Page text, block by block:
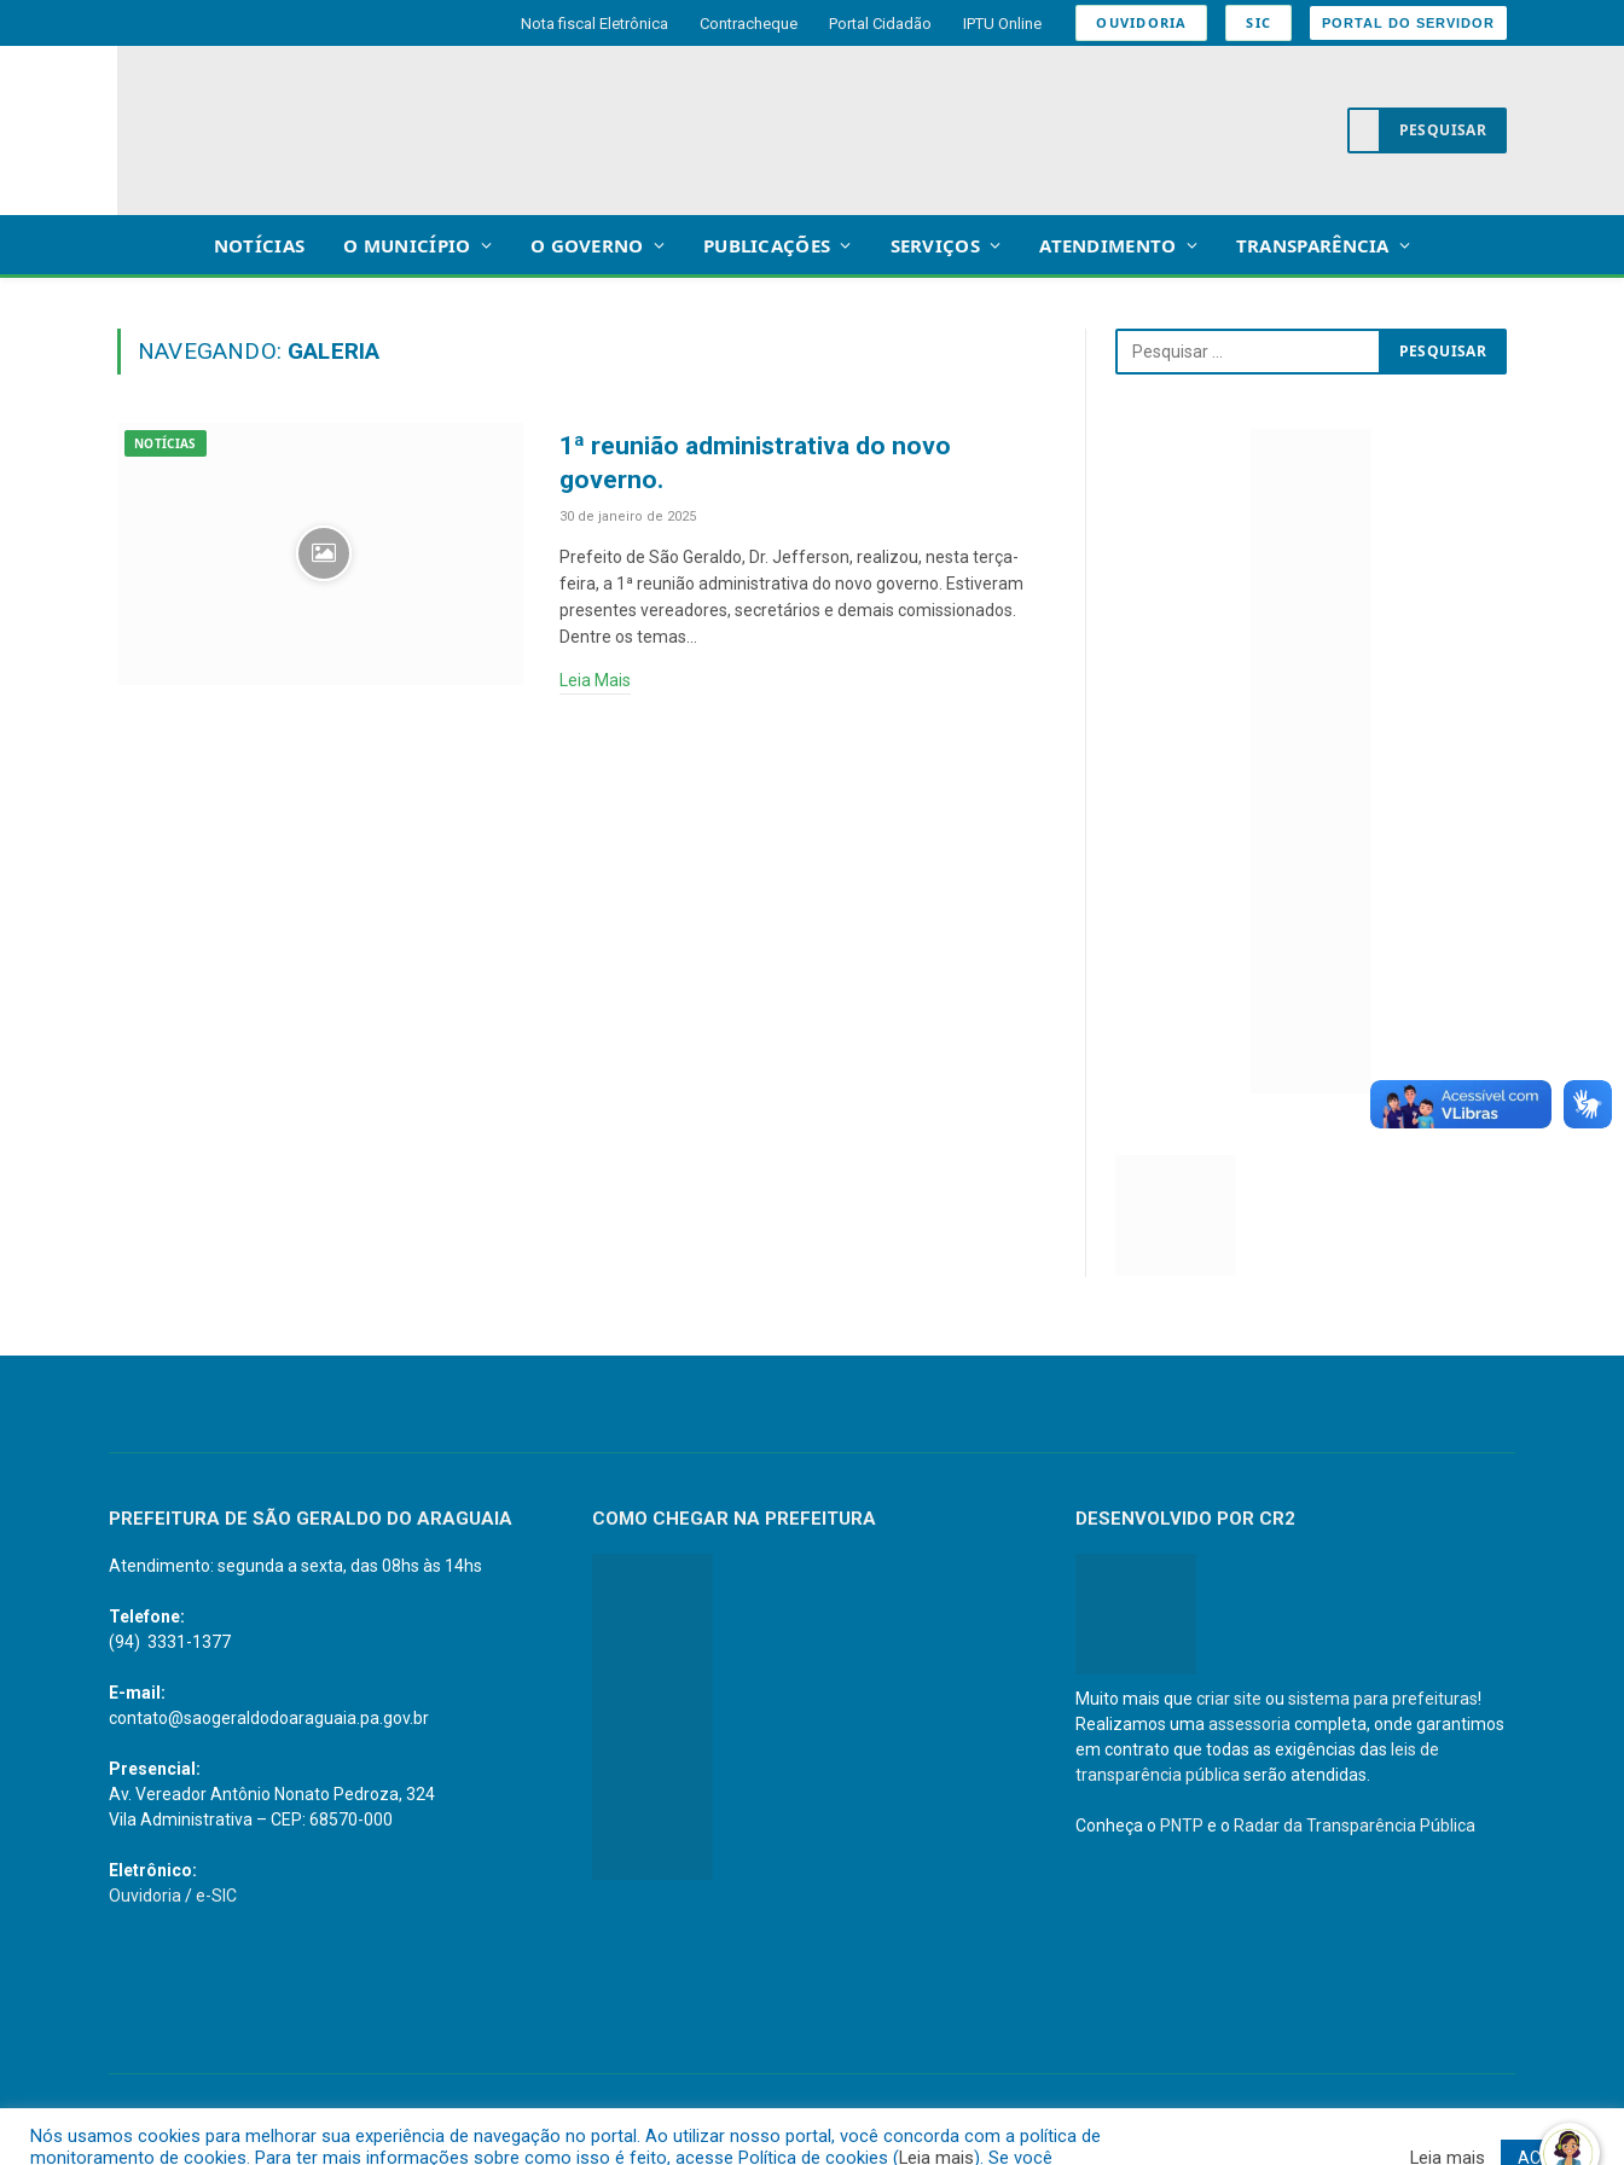
Nota fiscal Eletrônica Contracheque Portal Cidadão IPTU Online OUVIDORIA SIC PORTAL DO SERVIDOR
NOTÍCIAS O MUNICÍPIO O GOVERNO PUBLICAÇÕES SERVIÇOS ATENDIMENTO TRANSPARÊNCIA
NAVEGANDO: GALERIA
NOTÍCIAS
1ª reunião administrativa do novo
governo.
30 de janeiro de 2025
Prefeito de São Geraldo, Dr. Jefferson, realizou, nesta terça-
feira, a 1ª reunião administrativa do novo governo. Estiveram
presentes vereadores, secretários e demais comissionados.
Dentre os temas…
Leia Mais
PREFEITURA DE SÃO GERALDO DO ARAGUAIA
Atendimento: segunda a sexta, das 08hs às 14hs
Telefone:
(94) 3331-1377
E-mail:
contato@saogeraldodoaraguaia.pa.gov.br
Presencial:
Av. Vereador Antônio Nonato Pedroza, 324
Vila Administrativa – CEP: 68570-000
Eletrônico:
Ouvidoria /e-SIC
COMO CHEGAR NA PREFEITURA DESENVOLVIDO POR CR2
Muito mais que criar site ou sistema para prefeituras!
Realizamos uma assessoria completa, onde garantimos
em contrato que todas as exigências das leis de
transparência pública serão atendidas.
Conheça o PNTP e o Radar da Transparência Pública
Nós usamos cookies para melhorar sua experiência de navegação no portal. Ao utilizar nosso portal, você concorda com a política de
monitoramento de cookies. Para ter mais informações sobre como isso é feito, acesse Política de cookies (Leia mais). Se você Leia mais ACEITO